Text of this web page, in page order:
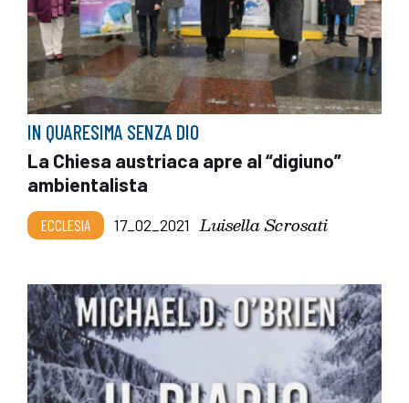
IN QUARESIMA SENZA DIO
La Chiesa austriaca apre al “digiuno”
ambientalista
ECCLESIA 17_02_2021 Luisella Scrosati